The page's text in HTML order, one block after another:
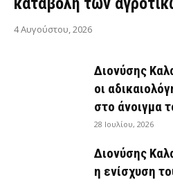
4 Αυγούστου, 2026
Διονύσης
οι
στο άνοιγμα
28 Ιουλίου, 2026
Διονύσης
η ενίσχυση